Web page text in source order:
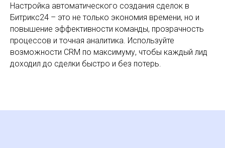
Настройка автоматического создания сделок в
Битрикс24 – это не только экономия времени, но и
повышение эффективности команды, прозрачность
процессов и точная аналитика. Используйте
возможности CRM по максимуму, чтобы каждый лид
доходил до сделки быстро и без потерь.